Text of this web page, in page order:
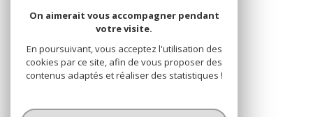
Nous
adhérons
On aimerait vous accompagner pendant
votre visite.
En poursuivant, vous acceptez l'utilisation des
cookies par ce site, afin de vous proposer des
contenus adaptés et réaliser des statistiques !